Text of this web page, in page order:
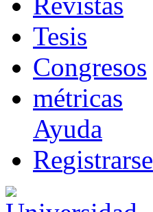
Tesis
Congresos
métricas
Ayuda
Registrarse